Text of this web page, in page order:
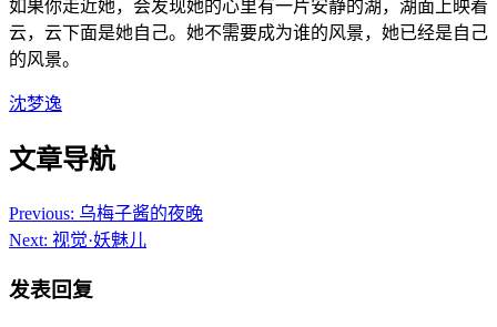
如果你走近她，会发现她的心里有一片安静的湖，湖面上映着
云，云下面是她自己。她不需要成为谁的风景，她已经是自己
的风景。
沈梦逸
文章导航
Previous: 乌梅子酱的夜晚
Next: 视觉·妖魅儿
发表回复